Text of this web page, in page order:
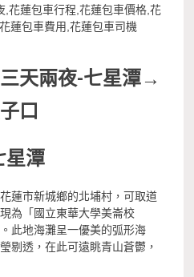
,花蓮包車行程,花蓮包車價格,花
蓮包車費用,花蓮包車司機
天兩夜-七星潭→
口
星潭
蓮市新城鄉的北埔村，可取道
為「國立東華大學美崙校
此地海灘呈一優美的弧形海
剔透，在此可遠眺青山蒼鬱，